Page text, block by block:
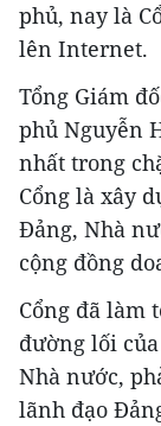
phủ, nay là
lên Internet.
Tổng Giám
phủ Nguyễn
nhất trong
Cổng là xây
Đảng, Nhà
cộng đồng
Cổng đã làm
đường lối
Nhà nước,
lãnh đạo